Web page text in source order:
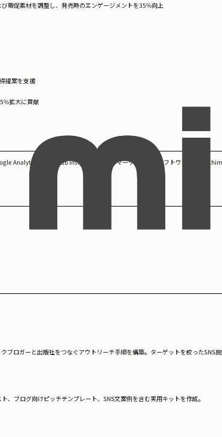
販促素材を調整し、発売時のエンゲージメントを35%向上
提案を支援
拡大に貢献
Analytics, BookBub Insights, Eメールマーケティングソフトウェア
ブロガーと出版社をつなぐアウトリーチ手順を構築。ターゲットを絞ったSNS
、ブログ向けピッチテンプレート、SNS文案例を含む実用キットを作成。